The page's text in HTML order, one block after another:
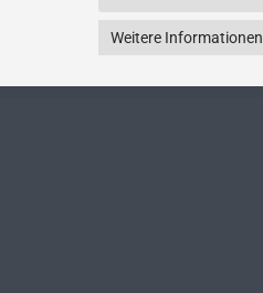
Weitere Informationen